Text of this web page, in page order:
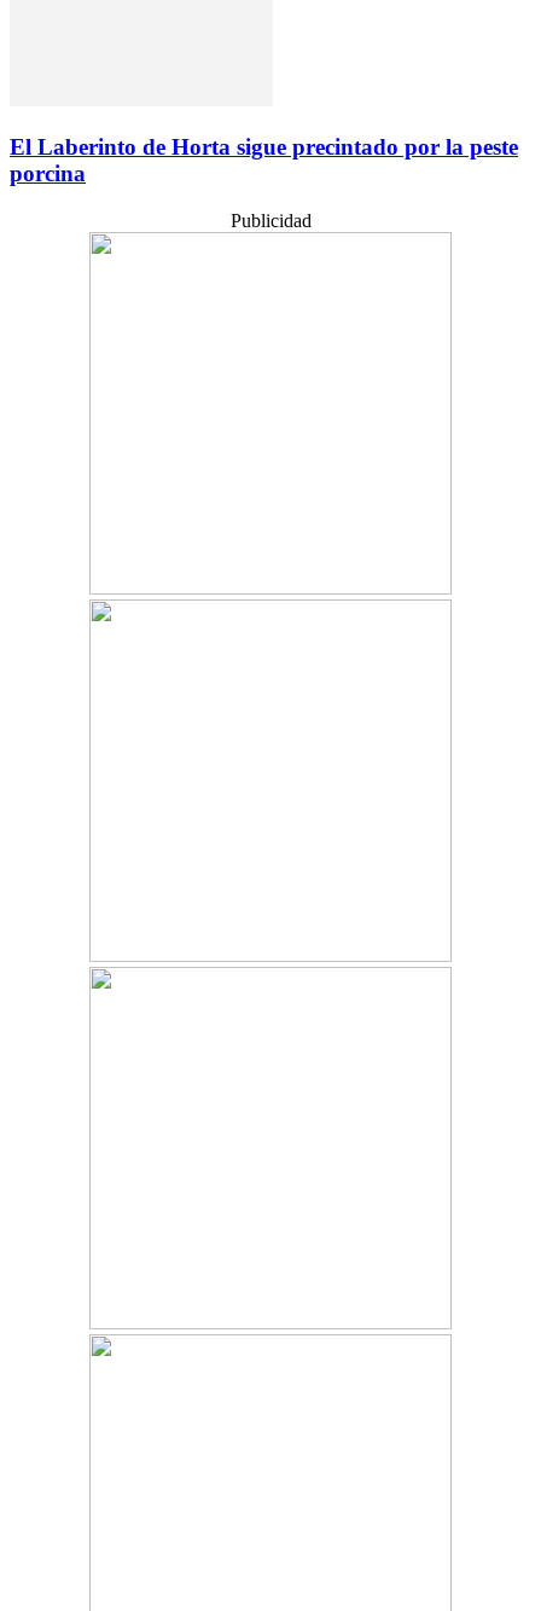
El Laberinto de Horta sigue precintado por la peste
porcina
Publicidad